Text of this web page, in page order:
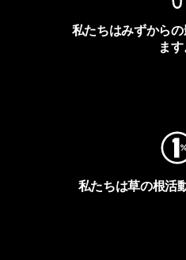
私たちはみずから
ます
私たちは草の根活